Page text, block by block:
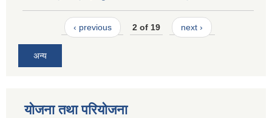
‹ previous 2 of 19 next ›
अन्य
योजना तथा परियोजना